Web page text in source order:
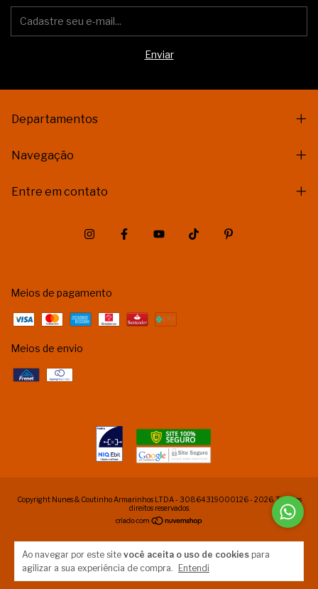
Ao navegar por este site você aceita o uso de cookies para
agilizar a sua experiência de compra.
Entendi
Departamentos
Navegação
Entre em contato
Meios de pagamento
Meios de envio
Copyright Nunes & Coutinho Armarinhos LTDA - 30864319000126 - 2026. Todos os
direitos reservados.